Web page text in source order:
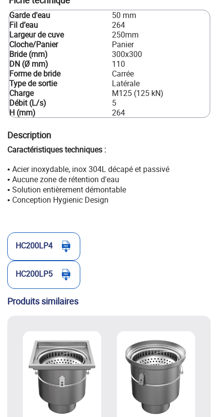
Garde d'eau
50 mm
Fil d’eau
264
Largeur de cuve
250mm
Cloche/Panier
Panier
Bride (mm)
300x300
DN (Ø mm)
110
Forme de bride
Carrée
Type de sortie
Latérale
Charge
M125 (125 kN)
Débit (L/s)
5
H (mm)
264
Description
Caractéristiques techniques :
• Acier inoxydable, inox 304L décapé et passivé
• Aucune zone de rétention d'eau
• Solution entièrement démontable
• Conception Hygienic Design
HC200LP4
HC200LP5
Produits similaires